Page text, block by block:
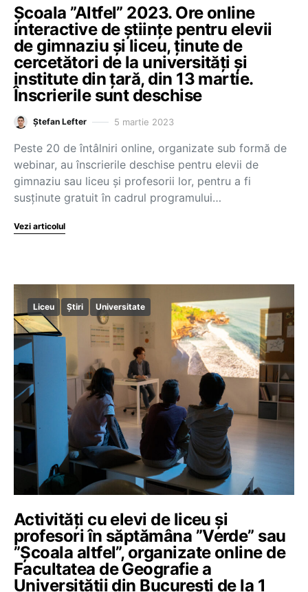
Școala ”Altfel” 2023. Ore online
interactive de științe pentru elevii
de gimnaziu și liceu, ținute de
cercetători de la universități și
institute din țară, din 13 martie.
Înscrierile sunt deschise
Ștefan Lefter 5 martie 2023
Peste 20 de întâlniri online, organizate sub formă de
webinar, au înscrierile deschise pentru elevii de
gimnaziu sau liceu și profesorii lor, pentru a fi
susținute gratuit în cadrul programului…
Vezi articolul
Liceu Știri Universitate
Activități cu elevi de liceu și
profesori în săptămâna ”Verde” sau
”Școala altfel”, organizate online de
Facultatea de Geografie a
Universității din București de la 1